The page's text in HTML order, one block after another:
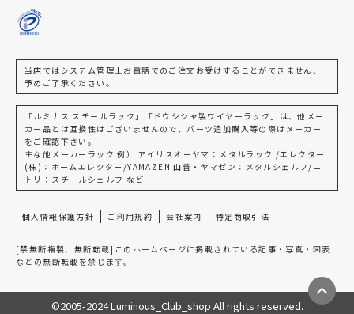
当店ではシステム管理上お電話でのご注文お受けすることができません、
予めご了承ください。
「ルミナス スチールラック」「ドウシシャ製ワイヤーラック」は、他メー
カー品とは互換性はございませんので、パーツ追加購入等の際はメーカー
をご確認下さい。
主な他メーカーラック 例） アイリスオーヤマ：メタルラック /エレクター
(株)：ホームエレクター/YAMAZEN 山善・ヤマゼン：メタルシェルフ/ニ
トリ：スチールシェルフ など
個人情報保護方針 ご利用規約 会社案内 特定商取引法
[禁無断複製、無断転載]このホームページに掲載されている記事・写真・図表
などの無断転載を禁じます。
©2005-2024 Luminous_Club_shop All rights reserved.